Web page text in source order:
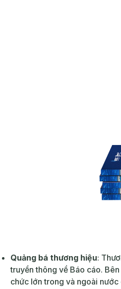
Quảng bá thương hiệu:
truyền thông về Báo cáo.
chức lớn trong và ngoài nước